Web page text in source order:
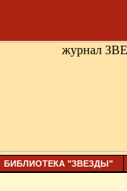
БИБЛИОТЕКА "ЗВЕЗДЫ"